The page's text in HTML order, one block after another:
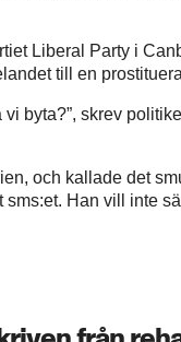
Liberal Party i
till en
vi byta?”, skrev
och kallade det
Han vill inte